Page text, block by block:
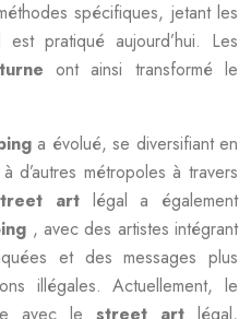
spécifiques, jetant les
est pratiqué aujourd’hui. Les
ont ainsi transformé le
a évolué, se diversifiant en
d’autres métropoles à travers
art légal a également
, avec des artistes intégrant
et des messages plus
illégales. Actuellement, le